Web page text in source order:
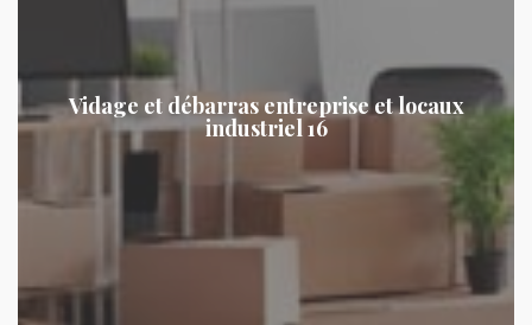
Vidage et débarras entreprise et locaux
industriel 16